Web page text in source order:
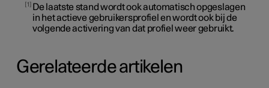
1
De laatste stand wordt ook automatisch opgeslagen
in het actieve gebruikersprofiel en wordt ook bij de
volgende activering van dat profiel weer gebruikt.
Gerelateerde artikelen